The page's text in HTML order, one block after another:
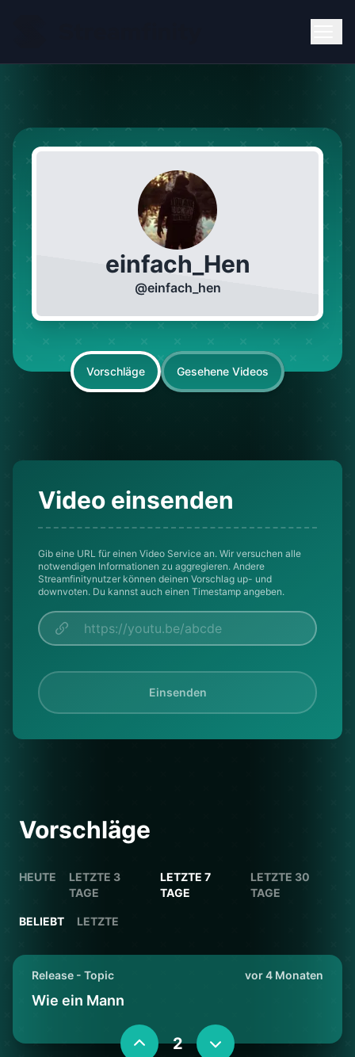
einfach_Hen
@einfach_hen
Vorschläge Gesehene Videos
Video einsenden
Gib eine URL für einen Video Service an. Wir versuchen alle
notwendigen Informationen zu aggregieren. Andere
Streamfinitynutzer können deinen Vorschlag up- und
downvoten. Du kannst auch einen Timestamp angeben.
Einsenden
Vorschläge
HEUTE
LETZTE 3
TAGE
LETZTE 7
TAGE
LETZTE 30
TAGE
BELIEBT LETZTE
Release - Topic vor 4 Monaten
Wie ein Mann
2